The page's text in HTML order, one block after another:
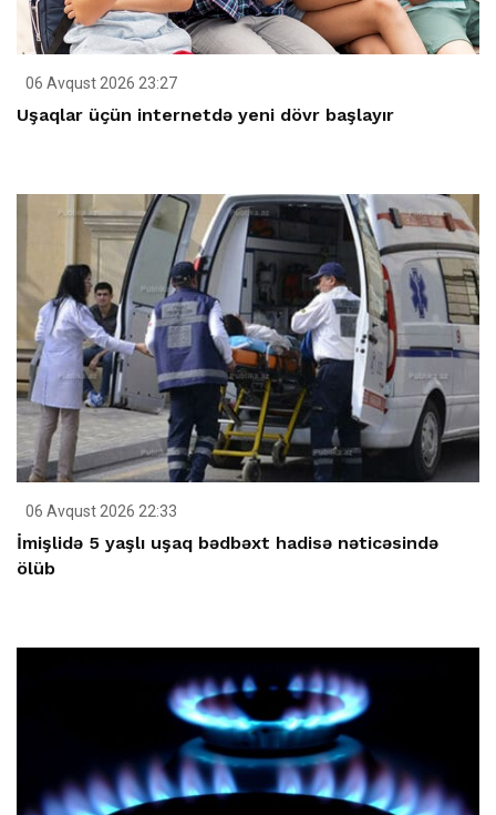
06 Avqust 2026 23:27
Uşaqlar üçün internetdə yeni dövr başlayır
06 Avqust 2026 22:33
İmişlidə 5 yaşlı uşaq bədbəxt hadisə nəticəsində
ölüb